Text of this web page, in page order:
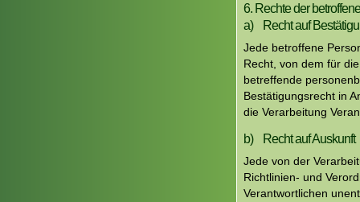
6. Rechte der
a) Recht auf
Jede betroffene
Recht, von dem für
betreffende
Bestätigungsrecht in
die Verarbeitung
b) Recht auf Auskunft
Jede von der
Richtlinien- und
Verantwortlichen